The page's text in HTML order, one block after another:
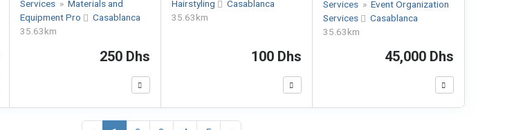
Services » Materials and
Equipment Pro
Casablanca
35.63km
250 Dhs
Hairstyling
Casablanca
35.63km
100 Dhs
Services » Event Organization
Services
Casablanca
35.63km
45,000 Dhs